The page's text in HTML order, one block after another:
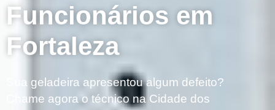
Funcionários em
Fortaleza
Sua geladeira apresentou algum defeito?
Chame agora o técnico na Cidade dos